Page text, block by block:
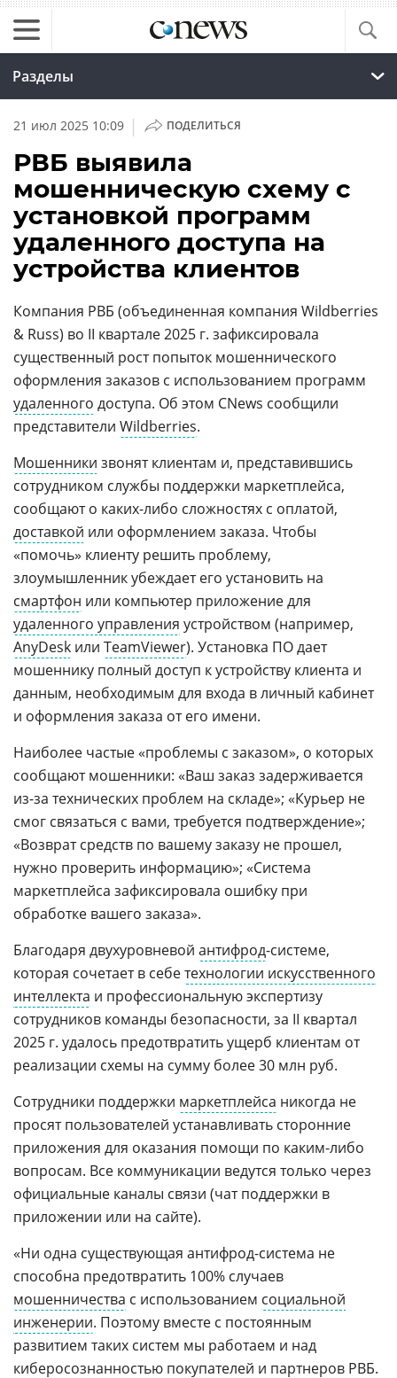
Разделы
21 июл 2025 10:09 | ПОДЕЛИТЬСЯ
РВБ выявила
мошенническую схему с
установкой программ
удаленного доступа на
устройства клиентов
Компания РВБ (объединенная компания Wildberries
& Russ) во II квартале 2025 г. зафиксировала
существенный рост попыток мошеннического
оформления заказов с использованием программ
удаленного доступа. Об этом CNews сообщили
представители Wildberries.
Мошенники звонят клиентам и, представившись
сотрудником службы поддержки маркетплейса,
сообщают о каких-либо сложностях с оплатой,
доставкой или оформлением заказа. Чтобы
«помочь» клиенту решить проблему,
злоумышленник убеждает его установить на
смартфон или компьютер приложение для
удаленного управления устройством (например,
AnyDesk или TeamViewer). Установка ПО дает
мошеннику полный доступ к устройству клиента и
данным, необходимым для входа в личный кабинет
и оформления заказа от его имени.
Наиболее частые «проблемы с заказом», о которых
сообщают мошенники: «Ваш заказ задерживается
из-за технических проблем на складе»; «Курьер не
смог связаться с вами, требуется подтверждение»;
«Возврат средств по вашему заказу не прошел,
нужно проверить информацию»; «Система
маркетплейса зафиксировала ошибку при
обработке вашего заказа».
Благодаря двухуровневой антифрод-системе,
которая сочетает в себетехнологии искусственного
интеллекта и профессиональную экспертизу
сотрудников команды безопасности, за II квартал
2025 г. удалось предотвратить ущерб клиентам от
реализации схемы на сумму более 30 млн руб.
Сотрудники поддержки маркетплейса никогда не
просят пользователей устанавливать сторонние
приложения для оказания помощи по каким-либо
вопросам. Все коммуникации ведутся только через
официальные каналы связи (чат поддержки в
приложении или на сайте).
«Ни одна существующая антифрод-система не
способна предотвратить 100% случаев
мошенничества с использованием социальной
инженерии. Поэтому вместе с постоянным
развитием таких систем мы работаем и над
киберосознанностью покупателей и партнеров РВБ.